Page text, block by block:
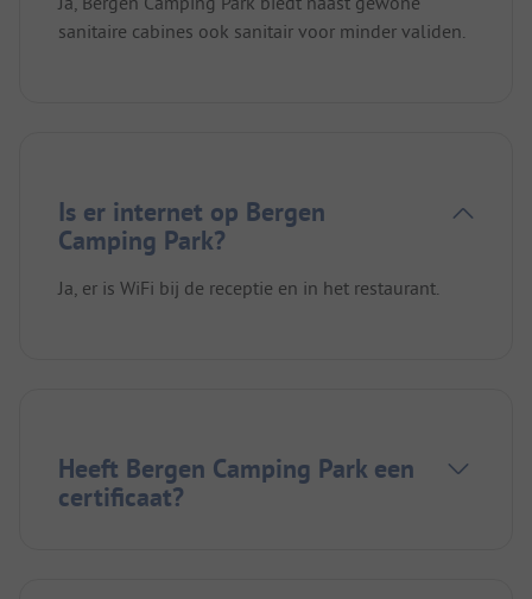
sanitaire cabines ook sanitair voor minder validen.
Is er internet op Bergen
Camping Park?
Ja, er is WiFi bij de receptie en in het restaurant.
Heeft Bergen Camping Park een
certificaat?